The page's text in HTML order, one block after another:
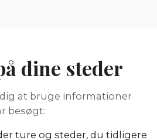
dine steder
at bruge informationer
besøgt:
ture og steder, du tidligere